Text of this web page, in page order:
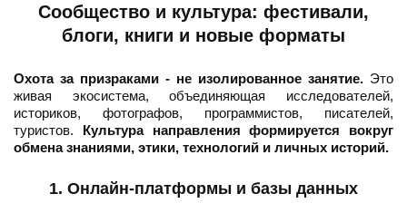
Сообщество и культура: фестивали,
блоги, книги и новые форматы
Охота за призраками - не изолированное занятие. Это
живая экосистема, объединяющая исследователей,
историков, фотографов, программистов, писателей,
туристов. Культура направления формируется вокруг
обмена знаниями, этики, технологий и личных историй.
1. Онлайн-платформы и базы данных